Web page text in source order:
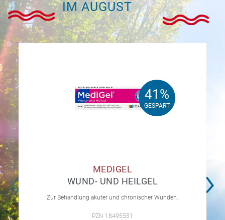
IM AUGUST
41%
GESPART
41%
GESPART
MEDIGEL
WUND- UND HEILGEL
Zur Behandlung akuter und chronischer Wunden.
PZN 18495551